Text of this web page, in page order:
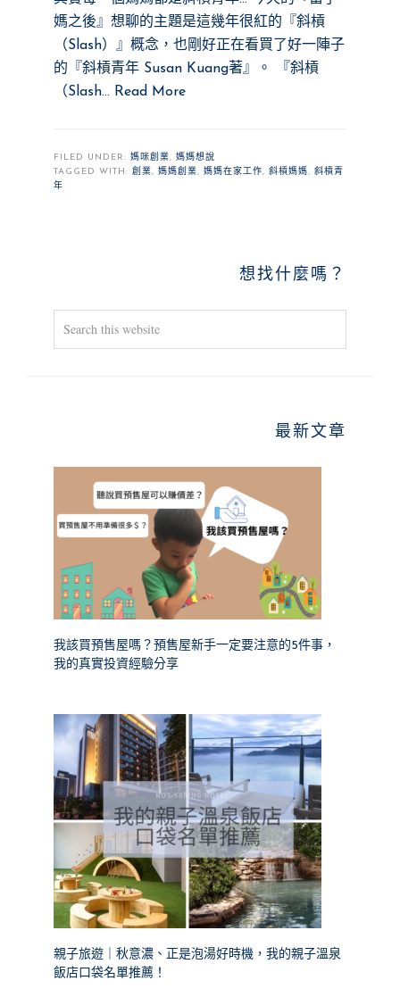
媽之後』想聊的主題是這幾年很紅的『斜槓
（Slash）』概念，也剛好正在看買了好一陣子
的『斜槓青年 Susan Kuang著』。 『斜槓
（Slash… Read More
FILED UNDER: 媽咪創業, 媽媽想說
TAGGED WITH: 創業, 媽媽創業, 媽媽在家工作, 斜槓媽媽, 斜槓青
年
想找什麼嗎？
this
最新文章
我該買預售屋嗎？預售屋新手一定要注意的5件事，
我的真實投資經驗分享
親子旅遊｜秋意濃、正是泡湯好時機，我的親子溫泉
飯店口袋名單推薦！